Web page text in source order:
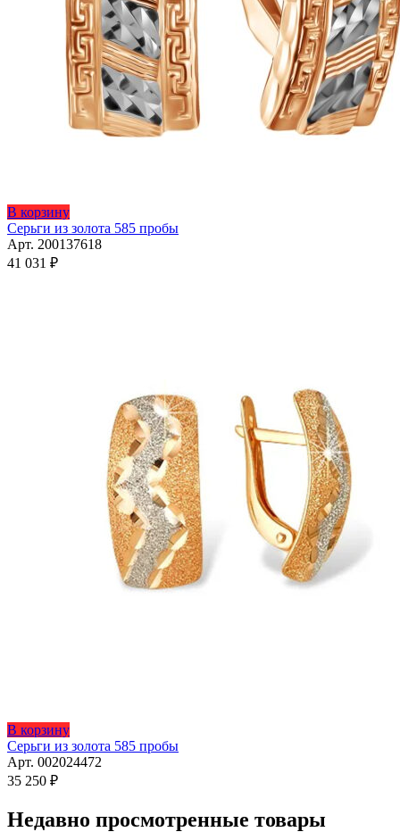
В корзину
Серьги из золота 585 пробы
Арт. 200137618
41 031 ₽
В корзину
Серьги из золота 585 пробы
Арт. 002024472
35 250 ₽
Недавно просмотренные товары